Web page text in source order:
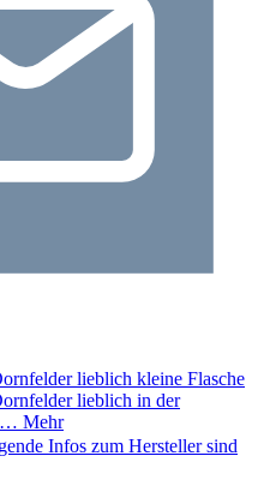
lieblich kleine Flasche
lieblich in der
Mehr
Infos zum Hersteller sind